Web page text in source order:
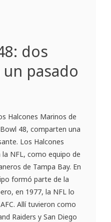
dos
pasado
Halcones Marinos de
48, comparten una
Los Halcones
NFL, como equipo de
de Tampa Bay. En
formó parte de la
en 1977, la NFL lo
Allí tuvieron como
Raiders y San Diego